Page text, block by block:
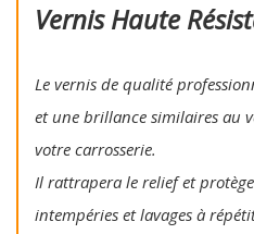
Vernis Haute
Le vernis de qualité
et une brillance similaires au
votre carrosserie.
Il rattrapera le relief et
intempéries et lavages à